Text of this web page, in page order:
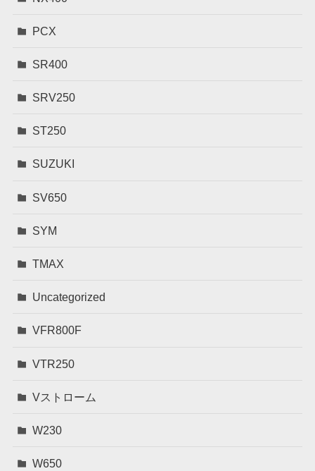
PCX
SR400
SRV250
ST250
SUZUKI
SV650
SYM
TMAX
Uncategorized
VFR800F
VTR250
Vストローム
W230
W650